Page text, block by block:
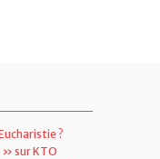
?
» sur KTO